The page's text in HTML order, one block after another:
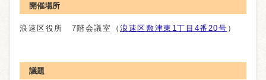
開催場所
浪速区役所 7階会議室（浪速区敷津東1丁目4番20号 ）
議題